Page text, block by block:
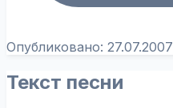
Опубликовано: 27.07.2007
Текст песни